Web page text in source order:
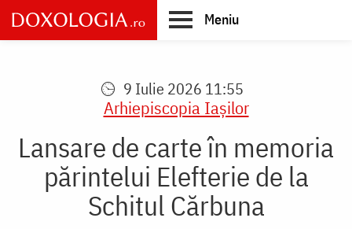
Skip
to
main
Meniu
9 Iulie 2026 11:55
Arhiepiscopia Iaşilor
Lansare de carte în memoria
părintelui Elefterie de la
Schitul Cărbuna